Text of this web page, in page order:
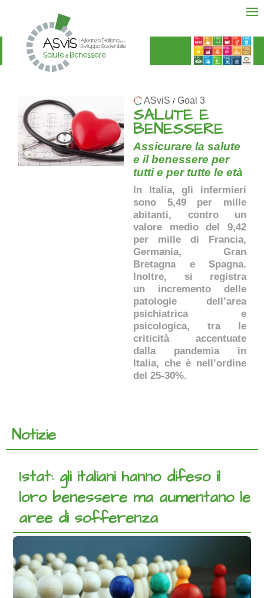
ASviS / Goal 3
SALUTE E
BENESSERE
Assicurare la salute
e il benessere per
tutti e per tutte le età
In Italia, gli infermieri
sono 5,49 per mille
abitanti, contro un
valore medio del 9,42
per mille di Francia,
Germania, Gran
Bretagna e Spagna.
Inoltre, si registra
un incremento delle
patologie dell’area
psichiatrica e
psicologica, tra le
criticità accentuate
dalla pandemia in
Italia, che è nell’ordine
del 25-30%.
Notizie
Istat: gli italiani hanno difeso il
loro benessere ma aumentano le
aree di sofferenza